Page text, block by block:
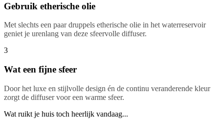
Gebruik etherische olie
Met slechts een paar druppels etherische olie in het waterreservoir
geniet je urenlang van deze sfeervolle diffuser.
3
Wat een fijne sfeer
Door het luxe en stijlvolle design én de continu veranderende kleur
zorgt de diffuser voor een warme sfeer.
Wat ruikt je huis toch heerlijk vandaag...